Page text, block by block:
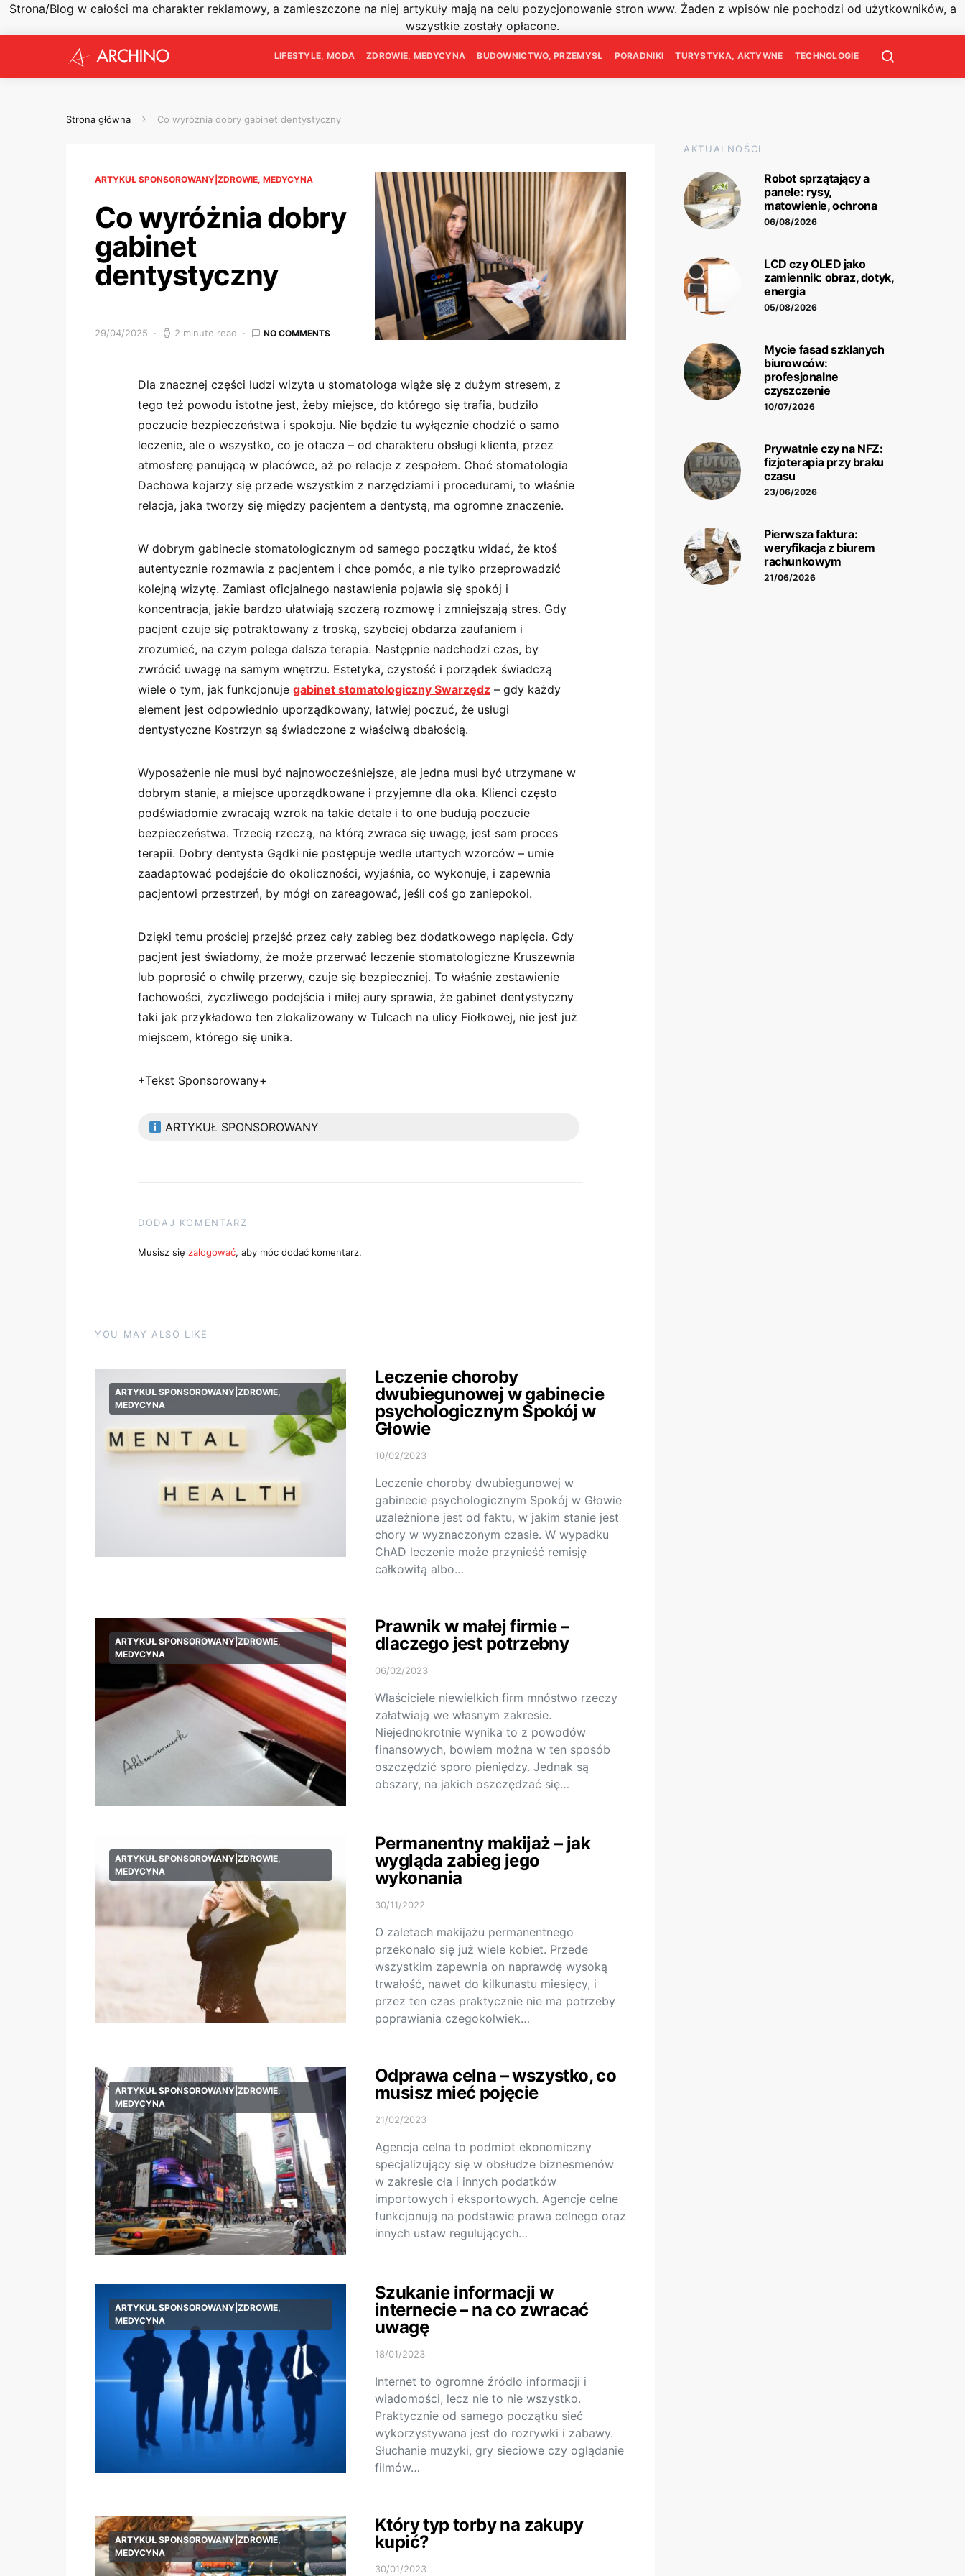
Strona/Blog w całości ma charakter reklamowy, a zamieszczone na niej artykuły mają na celu pozycjonowanie stron www. Żaden z wpisów nie pochodzi od użytkowników, a
wszystkie zostały opłacone.
LIFESTYLE, MODA ZDROWIE, MEDYCYNA BUDOWNICTWO, PRZEMYSŁ PORADNIKI TURYSTYKA, AKTYWNE TECHNOLOGIE
Strona główna Co wyróżnia dobry gabinet dentystyczny
ARTYKUŁ SPONSOROWANY|ZDROWIE, MEDYCYNA
Co wyróżnia dobry
gabinet
dentystyczny
29/04/2025 2 minute read NO COMMENTS
Dla znacznej części ludzi wizyta u stomatologa wiąże się z dużym stresem, z
tego też powodu istotne jest, żeby miejsce, do którego się trafia, budziło
poczucie bezpieczeństwa i spokoju. Nie będzie tu wyłącznie chodzić o samo
leczenie, ale o wszystko, co je otacza – od charakteru obsługi klienta, przez
atmosferę panującą w placówce, aż po relacje z zespołem. Choć stomatologia
Dachowa kojarzy się przede wszystkim z narzędziami i procedurami, to właśnie
relacja, jaka tworzy się między pacjentem a dentystą, ma ogromne znaczenie.
W dobrym gabinecie stomatologicznym od samego początku widać, że ktoś
autentycznie rozmawia z pacjentem i chce pomóc, a nie tylko przeprowadzić
kolejną wizytę. Zamiast oficjalnego nastawienia pojawia się spokój i
koncentracja, jakie bardzo ułatwiają szczerą rozmowę i zmniejszają stres. Gdy
pacjent czuje się potraktowany z troską, szybciej obdarza zaufaniem i
zrozumieć, na czym polega dalsza terapia. Następnie nadchodzi czas, by
zwrócić uwagę na samym wnętrzu. Estetyka, czystość i porządek świadczą
wiele o tym, jak funkcjonuje gabinet stomatologiczny Swarzędz – gdy każdy
element jest odpowiednio uporządkowany, łatwiej poczuć, że usługi
dentystyczne Kostrzyn są świadczone z właściwą dbałością.
Wyposażenie nie musi być najnowocześniejsze, ale jedna musi być utrzymane w
dobrym stanie, a miejsce uporządkowane i przyjemne dla oka. Klienci często
podświadomie zwracają wzrok na takie detale i to one budują poczucie
bezpieczeństwa. Trzecią rzeczą, na którą zwraca się uwagę, jest sam proces
terapii. Dobry dentysta Gądki nie postępuje wedle utartych wzorców – umie
zaadaptować podejście do okoliczności, wyjaśnia, co wykonuje, i zapewnia
pacjentowi przestrzeń, by mógł on zareagować, jeśli coś go zaniepokoi.
Dzięki temu prościej przejść przez cały zabieg bez dodatkowego napięcia. Gdy
pacjent jest świadomy, że może przerwać leczenie stomatologiczne Kruszewnia
lub poprosić o chwilę przerwy, czuje się bezpieczniej. To właśnie zestawienie
fachowości, życzliwego podejścia i miłej aury sprawia, że gabinet dentystyczny
taki jak przykładowo ten zlokalizowany w Tulcach na ulicy Fiołkowej, nie jest już
miejscem, którego się unika.
+Tekst Sponsorowany+
ARTYKUŁ SPONSOROWANY
DODAJ KOMENTARZ
Musisz się zalogować, aby móc dodać komentarz.
YOU MAY ALSO LIKE
ARTYKUŁ SPONSOROWANY|ZDROWIE,
MEDYCYNA
Leczenie choroby
dwubiegunowej w gabinecie
psychologicznym Spokój w
Głowie
10/02/2023
Leczenie choroby dwubiegunowej w
gabinecie psychologicznym Spokój w Głowie
uzależnione jest od faktu, w jakim stanie jest
chory w wyznaczonym czasie. W wypadku
ChAD leczenie może przynieść remisję
całkowitą albo…
ARTYKUŁ SPONSOROWANY|ZDROWIE,
MEDYCYNA
Prawnik w małej firmie –
dlaczego jest potrzebny
06/02/2023
Właściciele niewielkich firm mnóstwo rzeczy
załatwiają we własnym zakresie.
Niejednokrotnie wynika to z powodów
finansowych, bowiem można w ten sposób
oszczędzić sporo pieniędzy. Jednak są
obszary, na jakich oszczędzać się…
ARTYKUŁ SPONSOROWANY|ZDROWIE,
MEDYCYNA
Permanentny makijaż – jak
wygląda zabieg jego
wykonania
30/11/2022
O zaletach makijażu permanentnego
przekonało się już wiele kobiet. Przede
wszystkim zapewnia on naprawdę wysoką
trwałość, nawet do kilkunastu miesięcy, i
przez ten czas praktycznie nie ma potrzeby
poprawiania czegokolwiek…
ARTYKUŁ SPONSOROWANY|ZDROWIE,
MEDYCYNA
Odprawa celna – wszystko, co
musisz mieć pojęcie
21/02/2023
Agencja celna to podmiot ekonomiczny
specjalizujący się w obsłudze biznesmenów
w zakresie cła i innych podatków
importowych i eksportowych. Agencje celne
funkcjonują na podstawie prawa celnego oraz
innych ustaw regulujących…
ARTYKUŁ SPONSOROWANY|ZDROWIE,
MEDYCYNA
Szukanie informacji w
internecie – na co zwracać
uwagę
18/01/2023
Internet to ogromne źródło informacji i
wiadomości, lecz nie to nie wszystko.
Praktycznie od samego początku sieć
wykorzystywana jest do rozrywki i zabawy.
Słuchanie muzyki, gry sieciowe czy oglądanie
filmów…
ARTYKUŁ SPONSOROWANY|ZDROWIE,
MEDYCYNA
Który typ torby na zakupy
kupić?
30/01/2023
AKTUALNOŚCI
Robot sprzątający a
panele: rysy,
matowienie, ochrona
06/08/2026
LCD czy OLED jako
zamiennik: obraz, dotyk,
energia
05/08/2026
Mycie fasad szklanych
biurowców:
profesjonalne
czyszczenie
10/07/2026
Prywatnie czy na NFZ:
fizjoterapia przy braku
czasu
23/06/2026
Pierwsza faktura:
weryfikacja z biurem
rachunkowym
21/06/2026